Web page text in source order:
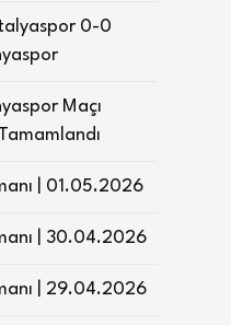
0-0
Maçı
Tamamlandı
| 01.05.2026
| 30.04.2026
| 29.04.2026